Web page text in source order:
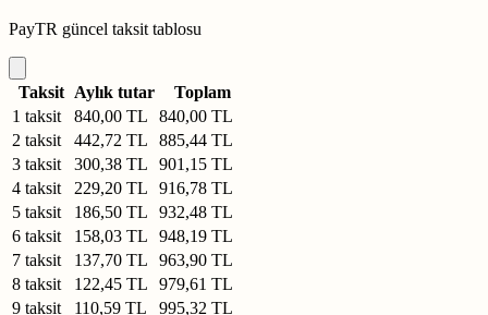
PayTR güncel taksit tablosu
Taksit Aylık tutar
Toplam
1 taksit
840,00 TL
840,00 TL
2 taksit
442,72 TL
885,44 TL
3 taksit
300,38 TL
901,15 TL
4 taksit
229,20 TL
916,78 TL
5 taksit
186,50 TL
932,48 TL
6 taksit
158,03 TL
948,19 TL
7 taksit
137,70 TL
963,90 TL
8 taksit
122,45 TL
979,61 TL
9 taksit
110,59 TL
995,32 TL